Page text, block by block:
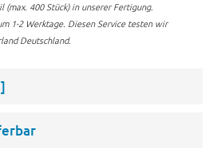
400 Stück) in unserer Fertigung.
1-2 Werktage. Diesen Service testen wir
Deutschland.